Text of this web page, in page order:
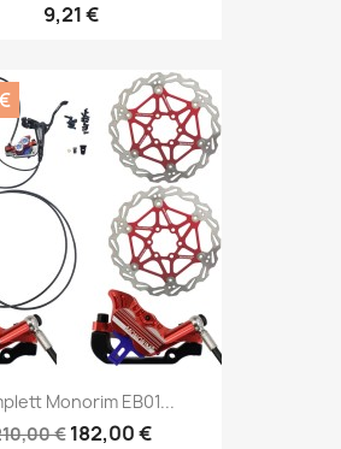
9,21 €
Monorim EB01...
€ 182,00 €